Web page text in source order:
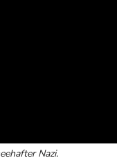
Nazi.